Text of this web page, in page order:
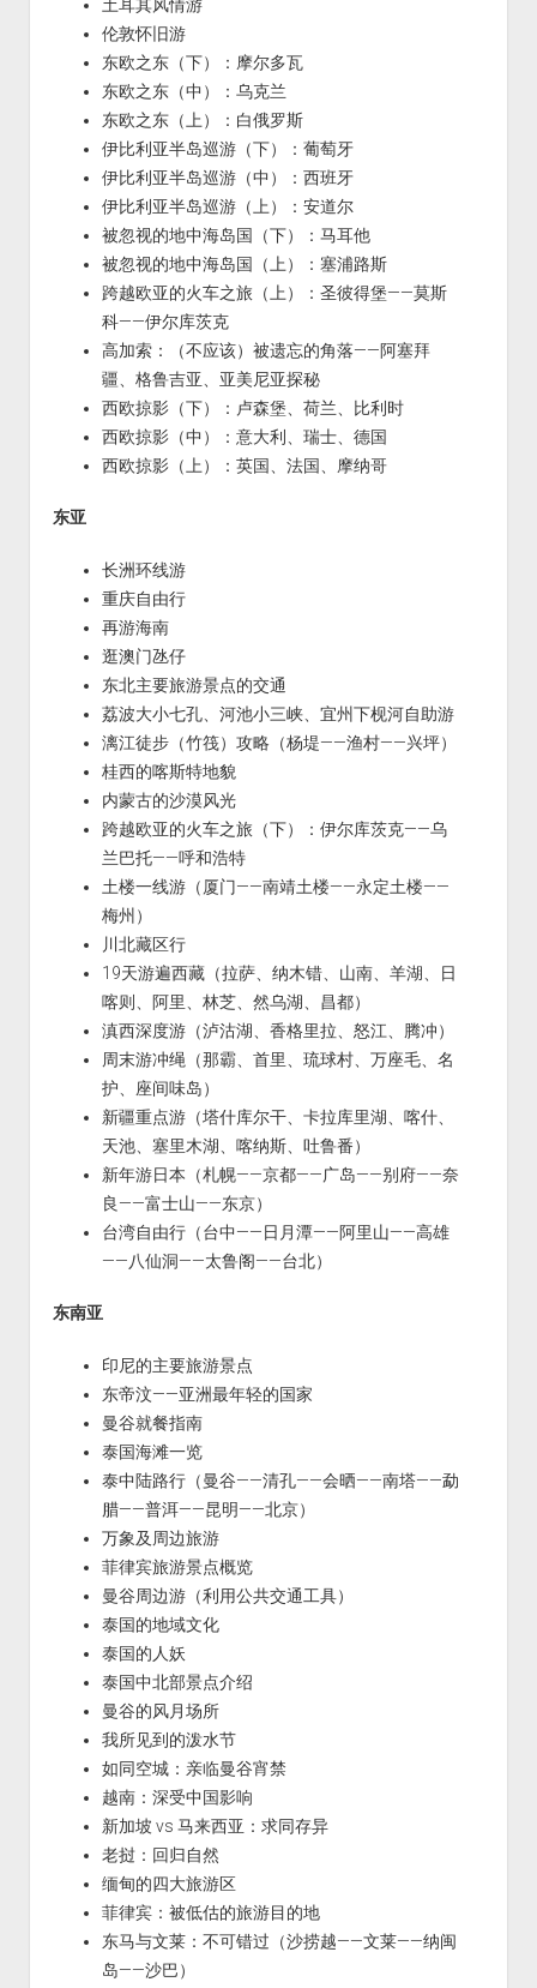
土耳其风情游
伦敦怀旧游
东欧之东（下）：摩尔多瓦
东欧之东（中）：乌克兰
东欧之东（上）：白俄罗斯
伊比利亚半岛巡游（下）：葡萄牙
伊比利亚半岛巡游（中）：西班牙
伊比利亚半岛巡游（上）：安道尔
被忽视的地中海岛国（下）：马耳他
被忽视的地中海岛国（上）：塞浦路斯
跨越欧亚的火车之旅（上）：圣彼得堡——莫斯
科——伊尔库茨克
高加索：（不应该）被遗忘的角落——阿塞拜
疆、格鲁吉亚、亚美尼亚探秘
西欧掠影（下）：卢森堡、荷兰、比利时
西欧掠影（中）：意大利、瑞士、德国
西欧掠影（上）：英国、法国、摩纳哥
东亚
长洲环线游
重庆自由行
再游海南
逛澳门氹仔
东北主要旅游景点的交通
荔波大小七孔、河池小三峡、宜州下枧河自助游
漓江徒步（竹筏）攻略（杨堤——渔村——兴坪）
桂西的喀斯特地貌
内蒙古的沙漠风光
跨越欧亚的火车之旅（下）：伊尔库茨克——乌
兰巴托——呼和浩特
土楼一线游（厦门——南靖土楼——永定土楼——
梅州）
川北藏区行
19天游遍西藏（拉萨、纳木错、山南、羊湖、日
喀则、阿里、林芝、然乌湖、昌都）
滇西深度游（泸沽湖、香格里拉、怒江、腾冲）
周末游冲绳（那霸、首里、琉球村、万座毛、名
护、座间味岛）
新疆重点游（塔什库尔干、卡拉库里湖、喀什、
天池、塞里木湖、喀纳斯、吐鲁番）
新年游日本（札幌——京都——广岛——别府——奈
良——富士山——东京）
台湾自由行（台中——日月潭——阿里山——高雄
——八仙洞——太鲁阁——台北）
东南亚
印尼的主要旅游景点
东帝汶——亚洲最年轻的国家
曼谷就餐指南
泰国海滩一览
泰中陆路行（曼谷——清孔——会晒——南塔——勐
腊——普洱——昆明——北京）
万象及周边旅游
菲律宾旅游景点概览
曼谷周边游（利用公共交通工具）
泰国的地域文化
泰国的人妖
泰国中北部景点介绍
曼谷的风月场所
我所见到的泼水节
如同空城：亲临曼谷宵禁
越南：深受中国影响
新加坡 vs 马来西亚：求同存异
老挝：回归自然
缅甸的四大旅游区
菲律宾：被低估的旅游目的地
东马与文莱：不可错过（沙捞越——文莱——纳闽
岛——沙巴）